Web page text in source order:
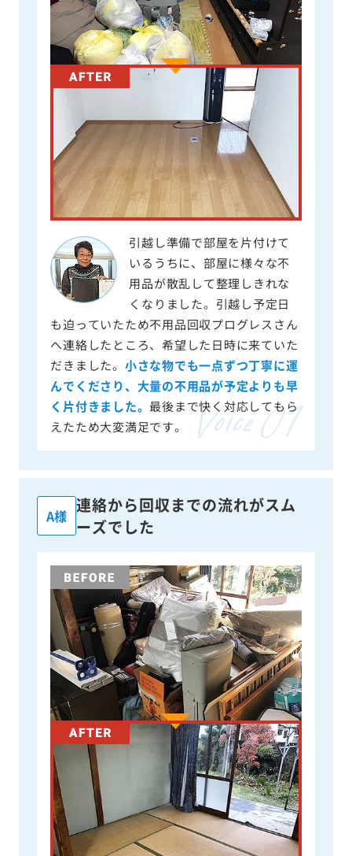
引越し準備で部屋を片付けて
いるうちに、部屋に様々な不
用品が散乱して整理しきれな
くなりました。引越し予定日
も迫っていたため不用品回収プログレスさん
へ連絡したところ、希望した日時に来ていた
だきました。 小さな物でも一点ずつ丁寧に運
んでくださり、大量の不用品が予定よりも早
く片付きました。 最後まで快く対応してもら
えたため大変満足です。
A様
連絡から回収までの流れがスム
ーズでした